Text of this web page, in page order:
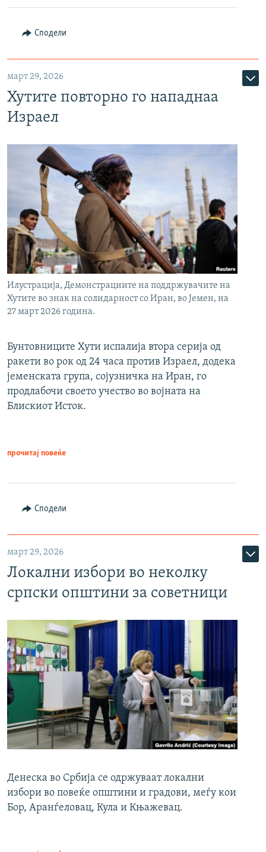
Сподели
март 29, 2026
Хутите повторно го нападнаа
Израел
Илустрација, Демонстрациите на поддржувачите на
Хутите во знак на солидарност со Иран, во Јемен, на
27 март 2026 година.
Бунтовниците Хути испалија втора серија од
ракети во рок од 24 часа против Израел, додека
јеменската група, сојузничка на Иран, го
продлабочи своето учество во војната на
Блискиот Исток.
прочитај повеќе
Сподели
март 29, 2026
Локални избори во неколку
српски општини за советници
Денеска во Србија се одржуваат локални
избори во повеќе општини и градови, меѓу кои
Бор, Аранѓеловац, Кула и Књажевац.